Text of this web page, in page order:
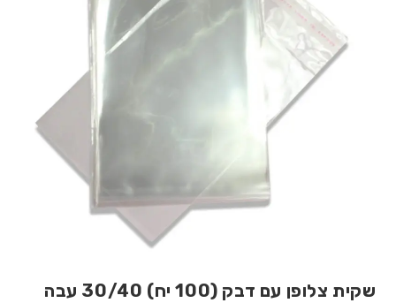
שקית צלופן עם דבק (100 יח) 30/40 עבה